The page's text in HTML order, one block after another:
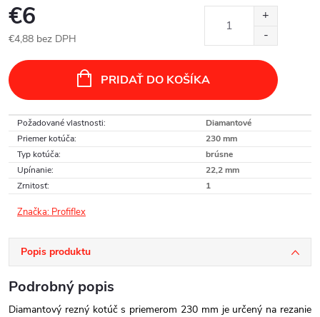
€6
€4,88 bez DPH
cena:
PRIDAŤ DO KOŠÍKA
Požadované vlastnosti:
Diamantové
Priemer kotúča:
230 mm
Typ kotúča:
brúsne
Upínanie:
22,2 mm
Zrnitosť: 1
Značka: Profiflex
Popis produktu
Podrobný popis
Diamantový rezný kotúč s priemerom 230 mm je určený na rezanie